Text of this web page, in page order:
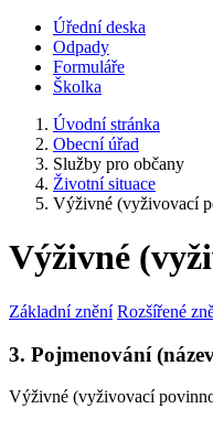
Úřední deska
Odpady
Formuláře
Školka
Úvodní stránka
Obecní úřad
Služby pro občany
Životní situace
Výživné (vyživovací
Výživné
Základní znění Rozšířené
3. Pojmenování
Výživné (vyživovací